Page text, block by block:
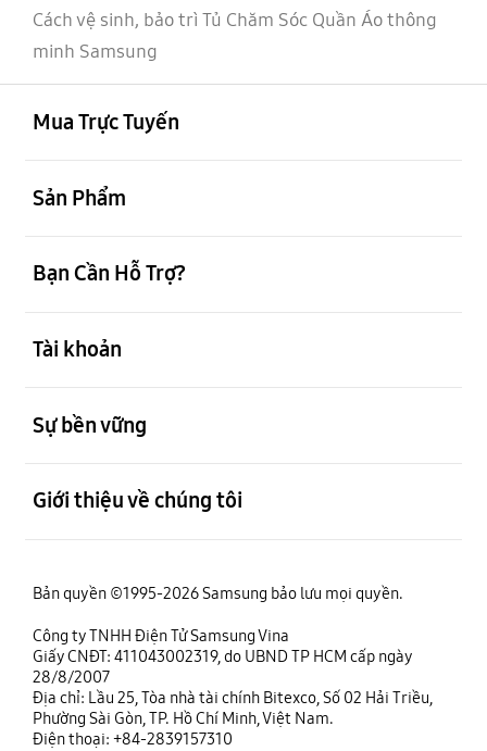
Cách vệ sinh, bảo trì Tủ Chăm Sóc Quần Áo thông
minh Samsung
Mua Trực Tuyến
Sản Phẩm
Bạn Cần Hỗ Trợ?
Tài khoản
Sự bền vững
Giới thiệu về chúng tôi
Bản quyền ©1995-2026 Samsung bảo lưu mọi quyền.
Công ty TNHH Điện Tử Samsung Vina
Giấy CNĐT: 411043002319, do UBND TP HCM cấp ngày
28/8/2007
Địa chỉ: Lầu 25, Tòa nhà tài chính Bitexco, Số 02 Hải Triều,
Phường Sài Gòn, TP. Hồ Chí Minh, Việt Nam.
Điện thoại: +84-2839157310